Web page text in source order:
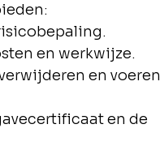
en werkwijze.
en voeren
en de